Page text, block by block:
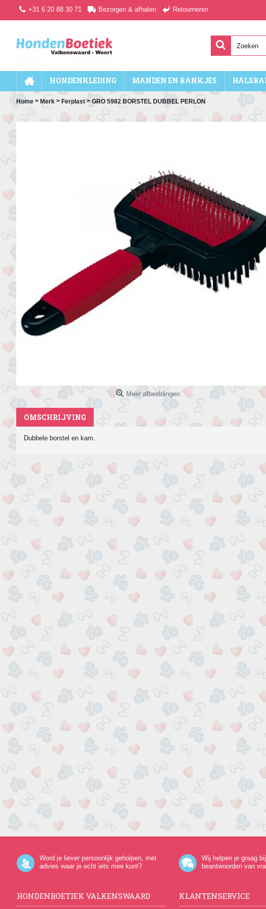
+31 6 20 88 30 71 Bezorgen & afhalen Retourneren
HONDENKLEDING MANDEN EN BANKJES
Home > Merk > Ferplast > GRO 5982 BORSTEL DUBBEL PERLON
Meer afbeeldingen
OMSCHRIJVING
Dubbele borstel en kam.
Word je liever persoonlijk geholpen, met
advies waar je echt iets mee kunt?
Wij helpen je graag
beantwoorden van
HONDENBOETIEK VALKENSWAARD KLANTENSERVICE